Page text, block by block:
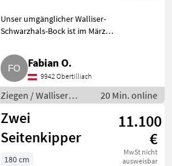
Unser umgänglicher Walliser-
Schwarzhals-Bock ist im März
ein neues Zuhause. Ziegen
Walliser Schwarzhalsziegen
Fabian O.
9942 Obertilliach
Ziegen / Walliser
Schwarzhalsziegen
20 Min. online
Zwei
Seitenkipper
11.100
€
MwSt nicht
ausweisbar
180 cm